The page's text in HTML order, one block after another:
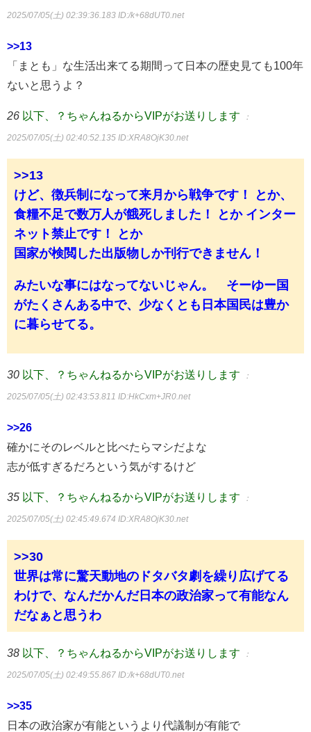
2025/07/05(土) 02:39:36.183 ID:/k+68dUT0.net
>>13
「まとも」な生活出来てる期間って日本の歴史見ても100年
ないと思うよ？
26 以下、？ちゃんねるからVIPがお送りします ：
2025/07/05(土) 02:40:52.135 ID:XRA8OjK30.net
>>13
けど、徴兵制になって来月から戦争です！ とか、
食糧不足で数万人が餓死しました！ とか インター
ネット禁止です！ とか
国家が検閲した出版物しか刊行できません！
みたいな事にはなってないじゃん。 そーゆー国
がたくさんある中で、少なくとも日本国民は豊か
に暮らせてる。
30 以下、？ちゃんねるからVIPがお送りします ：
2025/07/05(土) 02:43:53.811 ID:HkCxm+JR0.net
>>26
確かにそのレベルと比べたらマシだよな
志が低すぎるだろという気がするけど
35 以下、？ちゃんねるからVIPがお送りします ：
2025/07/05(土) 02:45:49.674 ID:XRA8OjK30.net
>>30
世界は常に驚天動地のドタバタ劇を繰り広げてる
わけで、なんだかんだ日本の政治家って有能なん
だなぁと思うわ
38 以下、？ちゃんねるからVIPがお送りします ：
2025/07/05(土) 02:49:55.867 ID:/k+68dUT0.net
>>35
日本の政治家が有能というより代議制が有能で